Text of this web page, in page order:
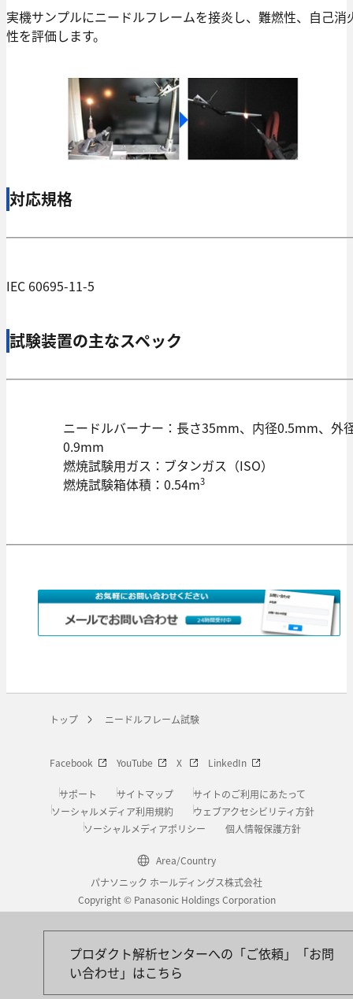
実機サンプルにニードルフレームを接炎し、難燃性、自己消
性を評価します。
対応規格
IEC 60695-11-5
試験装置の主なスペック
ニードルバーナー：長さ35mm、内径0.5mm、外
0.9mm
燃焼試験用ガス：ブタンガス（ISO）
燃焼試験箱体積：0.54m3
プロダクト解析センターへの「ご依頼」「お問
い合わせ」はこちら
トップ ニードルフレーム試験
Facebook YouTube X LinkedIn
サポート サイトマップ
サイトのご利用にあたって
ソーシャルメディア利用規約
ウェブアクセシビリティ方針
ソーシャルメディアポリシー
個人情報保護方針
Area/Country
パナソニック ホールディングス株式会社
Copyright © Panasonic Holdings Corporation